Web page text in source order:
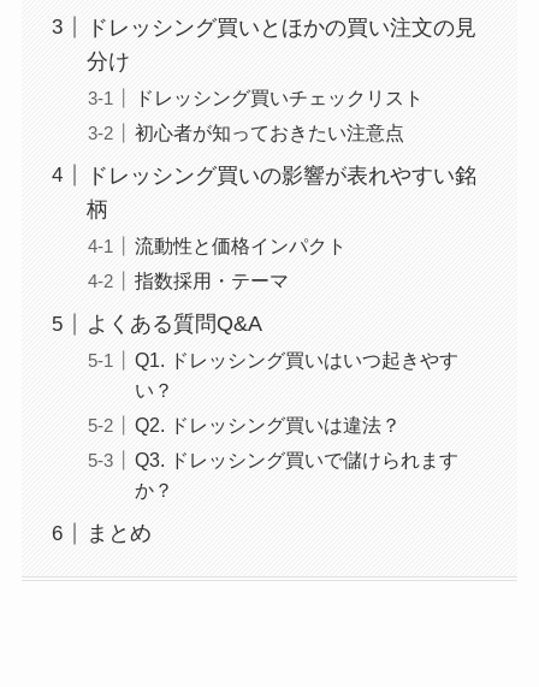
ドレッシング買いとほかの買い注文の見
分け
ドレッシング買いチェックリスト
初心者が知っておきたい注意点
ドレッシング買いの影響が表れやすい銘
柄
流動性と価格インパクト
指数採用・テーマ
よくある質問Q&A
Q1. ドレッシング買いはいつ起きやす
い？
Q2. ドレッシング買いは違法？
Q3. ドレッシング買いで儲けられます
か？
まとめ